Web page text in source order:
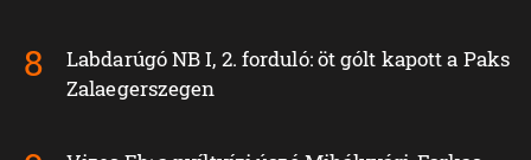
Labdarúgó NB I, 2. forduló: öt gólt kapott a Paks
Zalaegerszegen